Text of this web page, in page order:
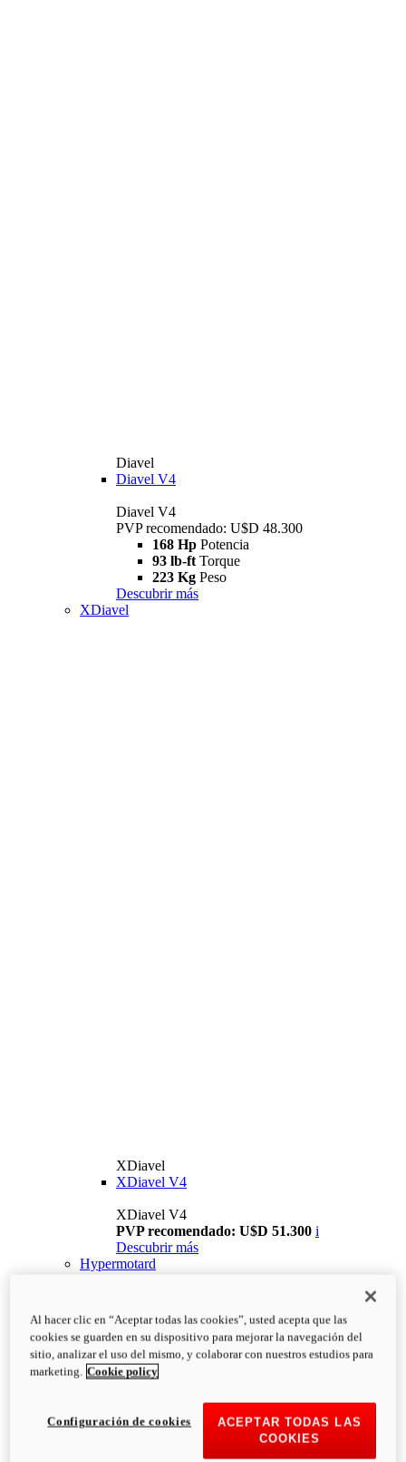
Diavel
Diavel V4
Diavel V4
PVP recomendado: U$D 48.300
168 Hp Potencia
93 lb-ft Torque
223 Kg Peso
Descubrir más
XDiavel
XDiavel
XDiavel V4
XDiavel V4
PVP recomendado: U$D 51.300 i
Descubrir más
Hypermotard
Al hacer clic en “Aceptar todas las cookies”, usted acepta que las
cookies se guarden en su dispositivo para mejorar la navegación del
sitio, analizar el uso del mismo, y colaborar con nuestros estudios para
marketing. Cookie policy
ACEPTAR TODAS LAS
COOKIES
Configuración de cookies